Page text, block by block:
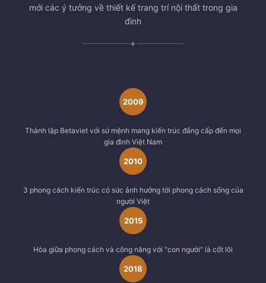
mới các ý tưởng về thiết kế trang trí nội thất trong gia
đình
✦
2009
Thành lập Betaviet với sứ mệnh mang kiến trúc đẳng cấp đến mọi
gia đình Việt Nam
2010
3 phong cách kiến trúc có sức ảnh hưởng tới phong cách sống của
người Việt
2015
Hòa giữa phong cách và công năng với "con người" là cốt lõi
2018